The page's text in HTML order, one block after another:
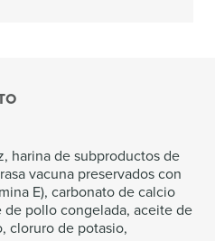
harina de subproductos de
vacuna preservados con
E), carbonato de calcio
pollo congelada, aceite de
cloruro de potasio,